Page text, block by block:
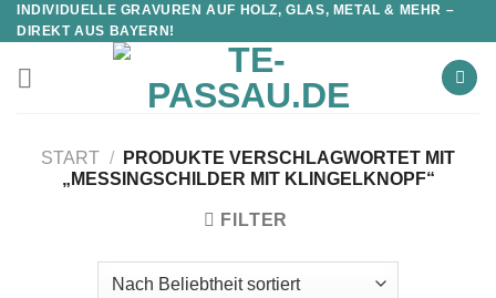
INDIVIDUELLE GRAVUREN AUF HOLZ, GLAS, METAL & MEHR –
DIREKT AUS BAYERN!
START /
PRODUKTE VERSCHLAGWORTET MIT
„MESSINGSCHILDER MIT KLINGELKNOPF“
FILTER